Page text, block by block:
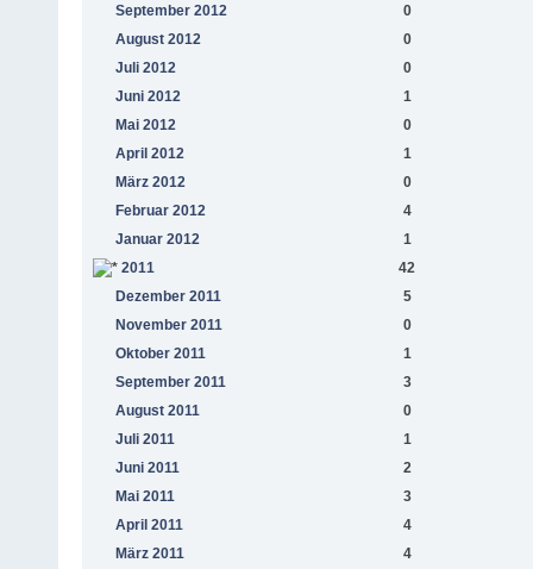
September 2012
0
August 2012
0
Juli 2012
0
Juni 2012
1
Mai 2012
0
April 2012
1
März 2012
0
Februar 2012
4
Januar 2012
1
2011
42
Dezember 2011
5
November 2011
0
Oktober 2011
1
September 2011
3
August 2011
0
Juli 2011
1
Juni 2011
2
Mai 2011
3
April 2011
4
März 2011
4